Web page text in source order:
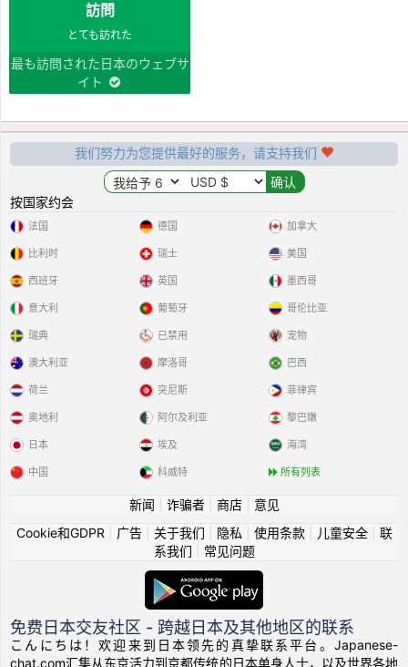
訪問
とても訪れた
最も訪問された日本のウェブサ
イト
我们努力为您提供最好的服务，请支持我们
按国家约会
法国
比利时
西班牙
意大利
瑞典
德国
瑞士
英国
葡萄牙
已禁用
加拿大
美国
墨西哥
哥伦比亚
宠物
澳大利亚
荷兰
奥地利
日本
中国
摩洛哥
突尼斯
阿尔及利亚
埃及
科威特
巴西
菲律宾
黎巴嫩
海湾
所有列表
新闻 诈骗者| 商店| 意见
Cookie和GDPR
广告| 关于我们 隐私 使用条款| 儿童安全| 联
系我们
常见问题
免费日本交友社区 - 跨越日本及其他地区的联系
こんにちは！欢迎来到日本领先的真挚联系平台。Japanese-
chat.com汇集从东京活力到京都传统的日本单身人士，以及世界各地